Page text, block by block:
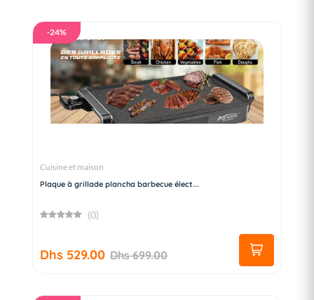
-24%
Cuisine et maison
Plaque à grillade plancha barbecue élect...
(0)
Dhs 529.00 Dhs 699.00